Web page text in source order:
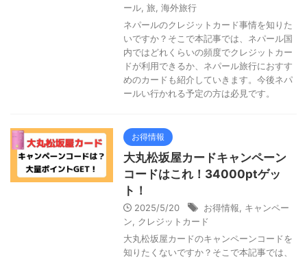
ール 旅 海外旅行
ネパールのクレジットカード事情を知りた
いですか？そこで本記事では、ネパール国
内ではどれくらいの頻度でクレジットカー
ドが利用できるか、ネパール旅行におすす
めのカードも紹介していきます。今後ネパ
ールい行かれる予定の方は必見です。
お得情報
大丸松坂屋カードキャンペーン
コードはこれ！34000ptゲッ
ト！
2025/5/20 お得情報
キャンペー
ン
クレジットカード
大丸松坂屋カードのキャンペーンコードを
知りたくないですか？そこで本記事では、